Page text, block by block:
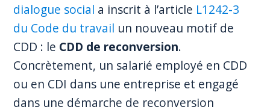
dialogue social a inscrit à l’article L1242-3
du Code du travail un nouveau motif de
CDD : le CDD de reconversion.
Concrètement, un salarié employé en CDD
ou en CDI dans une entreprise et engagé
dans une démarche de reconversion